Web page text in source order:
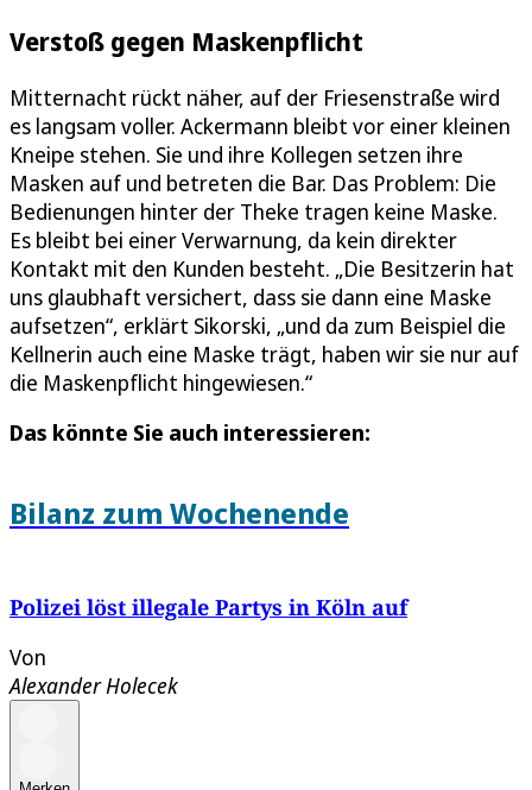
Verstoß gegen Maskenpflicht
Mitternacht rückt näher, auf der Friesenstraße wird
es langsam voller. Ackermann bleibt vor einer kleinen
Kneipe stehen. Sie und ihre Kollegen setzen ihre
Masken auf und betreten die Bar. Das Problem: Die
Bedienungen hinter der Theke tragen keine Maske.
Es bleibt bei einer Verwarnung, da kein direkter
Kontakt mit den Kunden besteht. „Die Besitzerin hat
uns glaubhaft versichert, dass sie dann eine Maske
aufsetzen“, erklärt Sikorski, „und da zum Beispiel die
Kellnerin auch eine Maske trägt, haben wir sie nur auf
die Maskenpflicht hingewiesen.“
Das könnte Sie auch interessieren:
Bilanz zum Wochenende
Polizei löst illegale Partys in Köln auf
Von
Alexander Holecek